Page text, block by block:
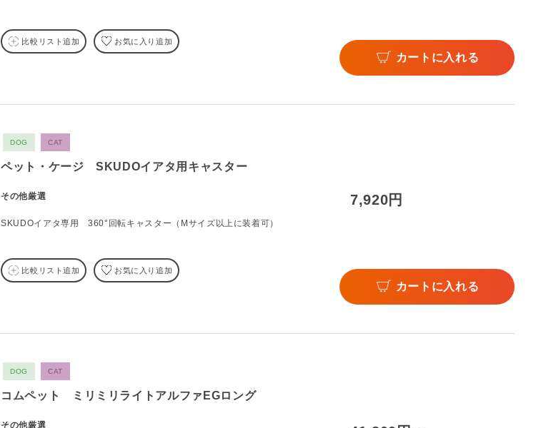
比較リスト追加 お気に入り追加
カートに入れる
DOG CAT
ペット・ケージ SKUDOイアタ用キャスター
その他厳選
SKUDOイアタ専用 360°回転キャスター（Mサイズ以上に装着可）
比較リスト追加 お気に入り追加
7,920円
カートに入れる
DOG CAT
コムペット ミリミリライトアルファEGロング
その他厳選